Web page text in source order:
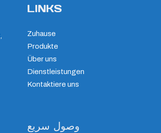
LINKS
Zuhause
Produkte
Über uns
Dienstleistungen
Kontaktiere uns
وصول سريع